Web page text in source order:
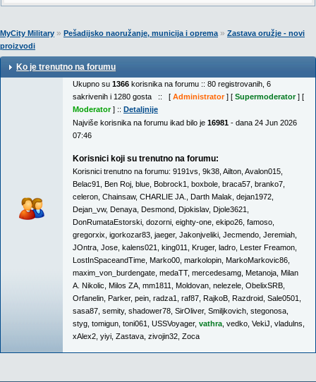
MyCity Military » Pešadijsko naoružanje, municija i oprema» Zastava oružje - novi
proizvodi
Ko je trenutno na forumu
Ukupno su 1366 korisnika na forumu :: 80 registrovanih, 6
sakrivenih i 1280 gosta :: [ Administrator] [ Supermoderator] [
Moderator] :: Detaljnije
Najviše korisnika na forumu ikad bilo je 16981 - dana 24 Jun 2026
07:46
Korisnici koji su trenutno na forumu:
Korisnici trenutno na forumu: 9191vs 9k38 Ailton Avalon015
Belac91
Ben Roj blue Bobrock1 boxbole braca57 branko7
celeron Chainsaw, CHARLIE JA. Darth Malak dejan1972
Dejan_vw, Denaya Desmond Djokislav, Djole3621
DonRumataEstorski dozorni eighty-one ekipo26 famoso
gregorxix igorkozar83 jaeger, Jakonjveliki Jecmendo Jeremiah
JOntra Jose kalens021 king011 Kruger, ladro Lester Freamon
LostInSpaceandTime Marko00 markolopin MarkoMarkovic86
maxim_von_burdengate medaTT, mercedesamg Metanoja Milan
A. Nikolic Milos ZA mm1811 Moldovan nelezele ObelixSRB
Orfanelin Parker, pein radza1 raf87 RajkoB Razdroid Sale0501
sasa87 semity, shadower78 SirOliver, Smiljkovich stegonosa
styg tomigun toni061 USSVoyager, vathra vedko VekiJ vladulns
xAlex2 yiyi Zastava zivojin32 Zoca